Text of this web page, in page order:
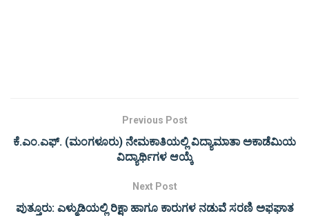
Previous Post
ಕೆ.ಎಂ.ಎಫ್. (ಮಂಗಳೂರು) ನೇಮಕಾತಿಯಲ್ಲಿ ವಿದ್ಯಾಮಾತಾ ಅಕಾಡೆಮಿಯ
ವಿದ್ಯಾರ್ಥಿಗಳ ಆಯ್ಕೆ
Next Post
ಪುತ್ತೂರು: ಎಳ್ಮುಡಿಯಲ್ಲಿ ರಿಕ್ಷಾ ಹಾಗೂ ಕಾರುಗಳ ನಡುವೆ ಸರಣಿ ಅಫಘಾತ